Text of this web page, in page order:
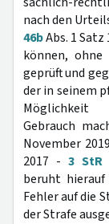
nach den
46bAbs. 1
können, ohne
geprüft und
der in seinem
Möglichkeit
Gebrauch
November
2017 -3 StR
beruht hierauf
Fehler auf die
der Strafe